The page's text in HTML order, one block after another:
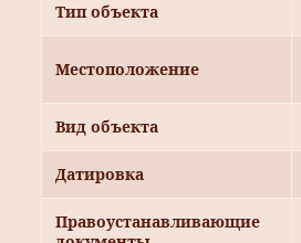
Тип объекта
Местоположение
Вид объекта
Датировка
Правоустанавливающие